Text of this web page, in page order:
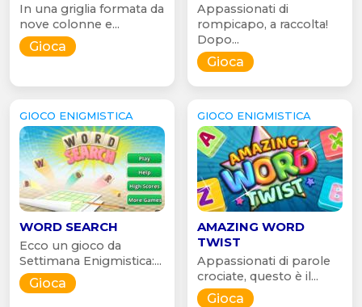
In una griglia formata da
nove colonne e...
Gioca
Appassionati di
rompicapo, a raccolta!
Dopo...
Gioca
GIOCO ENIGMISTICA
WORD SEARCH
Ecco un gioco da
Settimana Enigmistica:...
Gioca
GIOCO ENIGMISTICA
AMAZING WORD
TWIST
Appassionati di parole
crociate, questo è il...
Gioca